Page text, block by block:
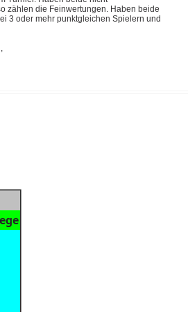
zählen die Feinwertungen. Haben beide
3 oder mehr punktgleichen Spielern und